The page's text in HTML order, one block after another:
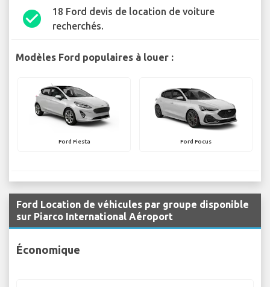
check_circle
18 Ford devis de location de voiture
recherchés.
Modèles Ford populaires à louer :
Ford Fiesta Ford Focus
Ford Location de véhicules par groupe disponible
sur Piarco International Aéroport
Économique